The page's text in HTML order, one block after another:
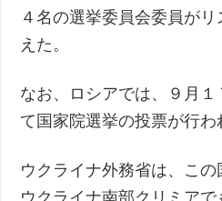
４名の選挙委員会委員が
えた。
なお、ロシアでは、９月
て国家院選挙の投票が行わ
ウクライナ外務省は、こ
ウクライナ南部クリミア